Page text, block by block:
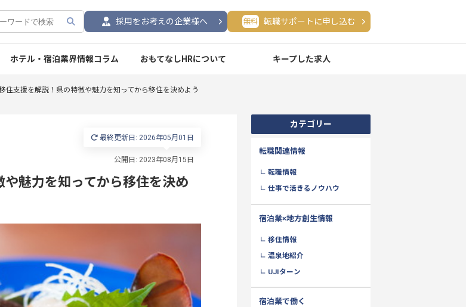
採用をお考えの企業様へ 無料 転職サポートに申し込む
ホテル・宿泊業界情報コラム おもてなしHRについて キープした求人
住支援を解説！県の特徴や魅力を知ってから移住を決めよう
最終更新日: 2026年05月01日
魅力を知ってから移住を決め
カテゴリー
転職関連情報
転職情報
仕事で活きるノウハウ
宿泊業×地方創生情報
移住情報
温泉地紹介
UJIターン
宿泊業で働く